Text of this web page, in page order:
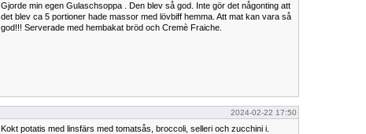
Gjorde min egen Gulaschsoppa . Den blev så god. Inte gör det någonting att
det blev ca 5 portioner hade massor med lövbiff hemma. Att mat kan vara så
god!!! Serverade med hembakat bröd och Cremè Fraiche.
2024-02-22 17:50
Kokt potatis med linsfärs med tomatsås, broccoli, selleri och zucchini i.